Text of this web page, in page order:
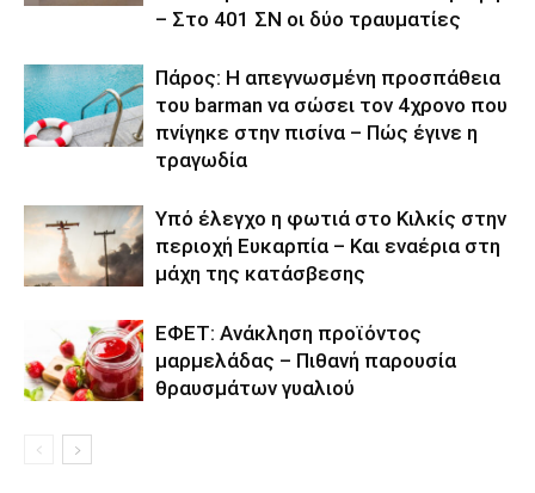
– Στο 401 ΣΝ οι δύο τραυματίες
Πάρος: Η απεγνωσμένη προσπάθεια
του barman να σώσει τον 4χρονο που
πνίγηκε στην πισίνα – Πώς έγινε η
τραγωδία
Υπό έλεγχο η φωτιά στο Κιλκίς στην
περιοχή Ευκαρπία – Και εναέρια στη
μάχη της κατάσβεσης
ΕΦΕΤ: Ανάκληση προϊόντος
μαρμελάδας – Πιθανή παρουσία
θραυσμάτων γυαλιού